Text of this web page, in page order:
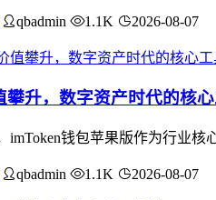
qbadmin 1.1K 2026-08-07
攀升，数字资产时代的核
imToken钱包苹果版作为行业
qbadmin 1.1K 2026-08-07